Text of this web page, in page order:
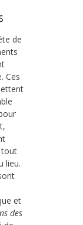
de
Ces
tout
lieu.
et
des